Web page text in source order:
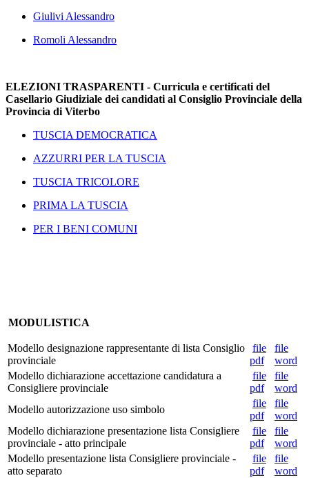
Giulivi Alessandro
Romoli Alessandro
ELEZIONI TRASPARENTI - Curricula e certificati del
Casellario Giudiziale dei candidati al Consiglio Provinciale della
Provincia di Viterbo
TUSCIA DEMOCRATICA
AZZURRI PER LA TUSCIA
TUSCIA TRICOLORE
PRIMA LA TUSCIA
PER I BENI COMUNI
MODULISTICA
Modello designazione rappresentante di lista Consiglio
provinciale
file
pdf
file
word
Modello dichiarazione accettazione candidatura a
Consigliere provinciale
file
pdf
file
word
Modello autorizzazione uso simbolo
file
pdf
file
word
Modello dichiarazione presentazione lista Consigliere
provinciale - atto principale
file
pdf
file
word
Modello presentazione lista Consigliere provinciale -
atto separato
file
pdf
file
word